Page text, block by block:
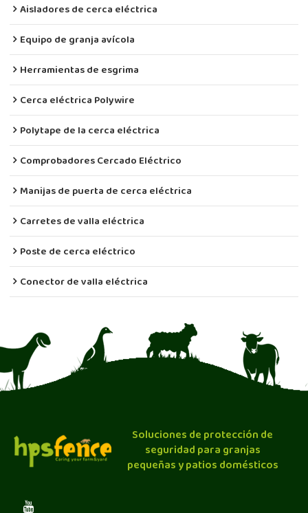
Aisladores de cerca eléctrica
Equipo de granja avícola
Herramientas de esgrima
Cerca eléctrica Polywire
Polytape de la cerca eléctrica
Comprobadores Cercado Eléctrico
Manijas de puerta de cerca eléctrica
Carretes de valla eléctrica
Poste de cerca eléctrico
Conector de valla eléctrica
Soluciones de protección de
seguridad para granjas
pequeñas y patios domésticos